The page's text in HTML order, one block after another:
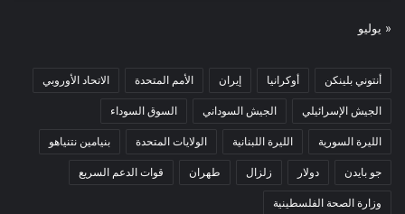
« يوليو
أنتوني بلينكن أوكرانيا إيران الأمم المتحدة الاتحاد الأوروبي
الجيش الإسرائيلي الجيش السوداني السوق السوداء
الليرة السورية الليرة اللبنانية الولايات المتحدة بنيامين نتنياهو
جو بايدن دولار زلزال طهران قوات الدعم السريع
وزارة الصحة الفلسطينية